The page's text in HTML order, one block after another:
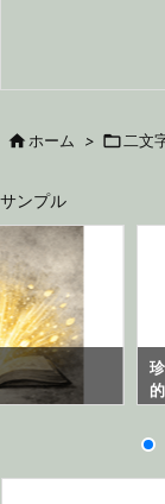
 ホーム >  二文
サンプル